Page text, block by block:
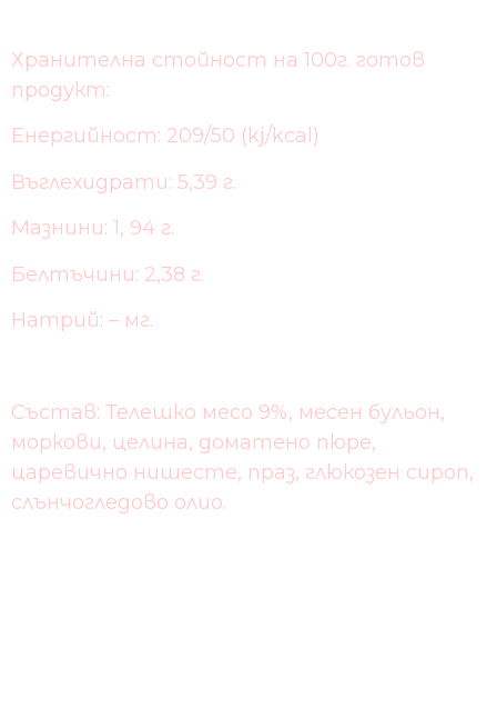
Хранителна стойност на 100г. готов
продукт:
Енергийност: 209/50 (kj/kcal)
Въглехидрати: 5,39 г.
Мазнини: 1, 94 г.
Белтъчини: 2,38 г.
Натрий: – мг.
Състав: Телешко месо 9%, месен бульон,
моркови, целина, доматено пюре,
царевично нишесте, праз, глюкозен сироп,
слънчогледово олио.